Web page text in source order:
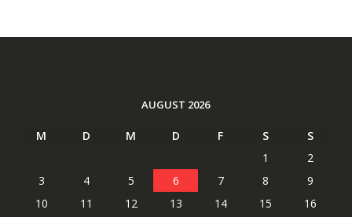
AUGUST 2026
M D M D F S
S
1
2
3
4 5 6 7 8
9
10
11 12 13 14 15
16